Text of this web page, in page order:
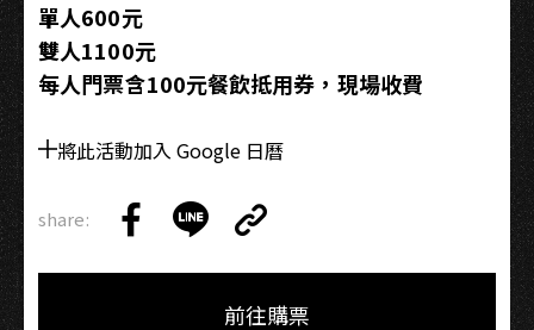
單人600元
雙人1100元
每人門票含100元餐飲抵用券，現場收費
將此活動加入 Google 日曆
share:
on
on
Link
Copy
前往購票